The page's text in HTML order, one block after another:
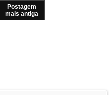
Postagem
mais antiga